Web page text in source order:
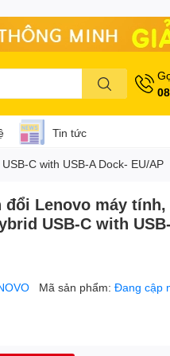
Tin tức
C with USB-A Dock- EU/AP
đổi Lenovo máy
USB-C with
Mã sản phẩm:Đang cập